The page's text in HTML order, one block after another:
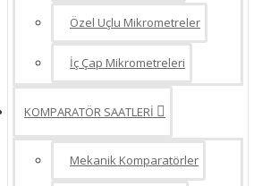
Özel Uçlu Mikrometreler
İç Çap Mikrometreleri
KOMPARATÖR SAATLERİ
Mekanik Komparatörler